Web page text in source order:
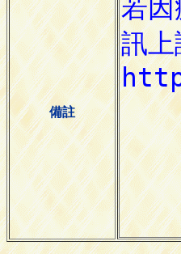
備註